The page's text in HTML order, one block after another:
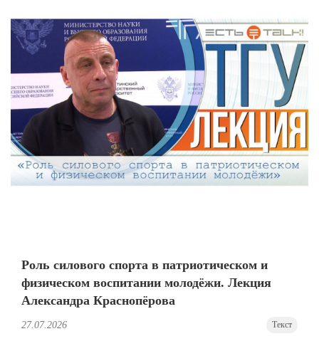
Роль силового спорта в патриотическом и
физическом воспитании молодёжи. Лекция
Александра Краснопёрова
27.07.2026 Текст